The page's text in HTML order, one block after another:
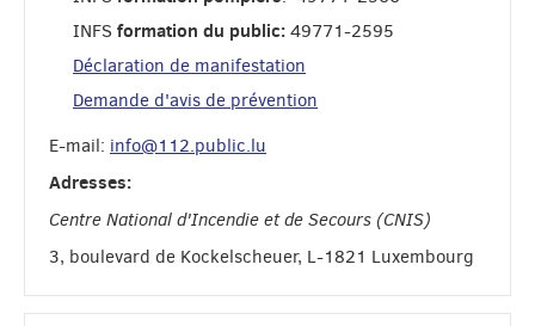
tëschent Rettungsdéngschter an der Groussregioun duer.
CGDIS
[Présentation de nouveaux véhicules du CGDIS] Am Kader
vum traditionelle Summertour vum Inneminister Leon
Gloden, wou heen fräiwëlleg a berufflech Mataarbechter
ka maachen, goufe leschten Donneschdeg och nei Gefierer
INFS formation du public: 49771-2595
Déclaration de manifestation
Demande d'avis de prévention
E-mail: info@112.public.lu
Adresses:
Centre National d'Incendie et de Secours (CNIS)
3, boulevard de Kockelscheuer, L-1821 Luxembourg